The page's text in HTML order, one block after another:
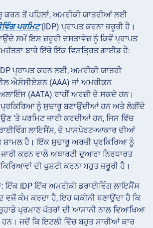
ਕਰਨ ਤੋਂ ਪਹਿਲਾਂ, ਅਮਰੀਕੀ ਯਾਤਰੀਆਂ ਲਈ
ਪਰਮਿਟ(IDP) ਪ੍ਰਾਪਤ ਕਰਨਾ ਜ਼ਰੂਰੀ ਹੈ।
ਸਮੇਂ ਇਸ ਜ਼ਰੂਰੀ ਦਸਤਾਵੇਜ਼ ਨੂੰ ਕਿਵੇਂ ਪ੍ਰਾਪਤ
ਬਾਰੇ ਇੱਥੇ ਇੱਕ ਵਿਸਤ੍ਰਿਤ ਗਾਈਡ ਹੈ:
ਪ੍ਰਾਪਤ ਕਰਨ ਲਈ, ਅਮਰੀਕੀ ਯਾਤਰੀ
ਐਸੋਸੀਏਸ਼ਨ (AAA) ਜਾਂ ਅਮਰੀਕਨ
(AATA) ਰਾਹੀਂ ਅਰਜ਼ੀ ਦੇ ਸਕਦੇ ਹਨ।
ਨੂੰ ਸੁਚਾਰੂ ਬਣਾਉਂਦੀਆਂ ਹਨ ਅਤੇ ਲੋੜੀਂਦੇ
‘ਤੇ ਪਰਮਿਟ ਜਾਰੀ ਕਰਦੀਆਂ ਹਨ, ਜਿਸ ਵਿੱਚ
ਲਾਇਸੈਂਸ, ਦੋ ਪਾਸਪੋਰਟ-ਆਕਾਰ ਦੀਆਂ
ਹੈ। ਇੱਕ ਸੁਚਾਰੂ ਅਰਜ਼ੀ ਪ੍ਰਕਿਰਿਆ ਨੂੰ
ਕਰਨ ਵਾਲੇ ਅਥਾਰਟੀ ਦੁਆਰਾ ਨਿਰਧਾਰਤ
ਦੀ ਪੁਸ਼ਟੀ ਕਰਨਾ ਬਹੁਤ ਜ਼ਰੂਰੀ ਹੈ।
ਇੱਕ IDP ਇੱਕ ਅਮਰੀਕੀ ਡਰਾਈਵਿੰਗ ਲਾਇਸੈਂਸ
ਵਜੋਂ ਕੰਮ ਕਰਦਾ ਹੈ, ਇਹ ਯਕੀਨੀ ਬਣਾਉਂਦਾ ਹੈ ਕਿ
ਪ੍ਰਮਾਣ ਪੱਤਰਾਂ ਦੀ ਆਸਾਨੀ ਨਾਲ ਵਿਆਖਿਆ
ਜਦੋਂ ਕਿ ਇਟਲੀ ਵਿੱਚ ਬਹੁਤ ਸਾਰੀਆਂ ਕਾਰ